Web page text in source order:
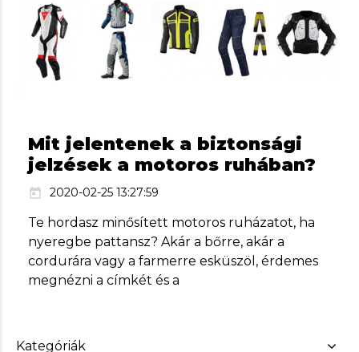
Mit jelentenek a biztonsági
jelzések a motoros ruhában?
today 2020-02-25 13:27:59
Te hordasz minősített motoros ruházatot, ha
nyeregbe pattansz? Akár a bőrre, akár a
cordurára vagy a farmerre esküszöl, érdemes
megnézni a címkét és a
Kategóriák